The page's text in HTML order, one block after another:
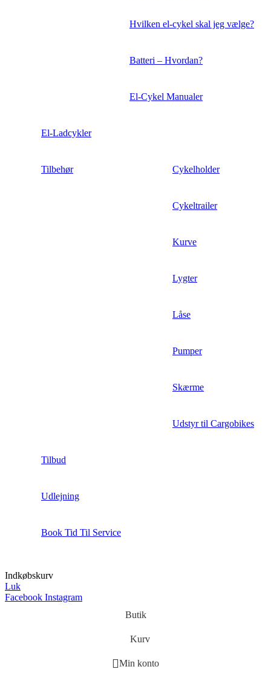
Hvilken el-cykel skal jeg vælge?
Batteri – Hvordan?
El-Cykel Manualer
El-Ladcykler
Tilbehør Cykelholder
Cykeltrailer
Kurve
Lygter
Låse
Pumper
Skærme
Udstyr til Cargobikes
Tilbud
Udlejning
Book Tid Til Service
Indkøbskurv
Luk
Facebook Instagram
Butik
Kurv
Min konto